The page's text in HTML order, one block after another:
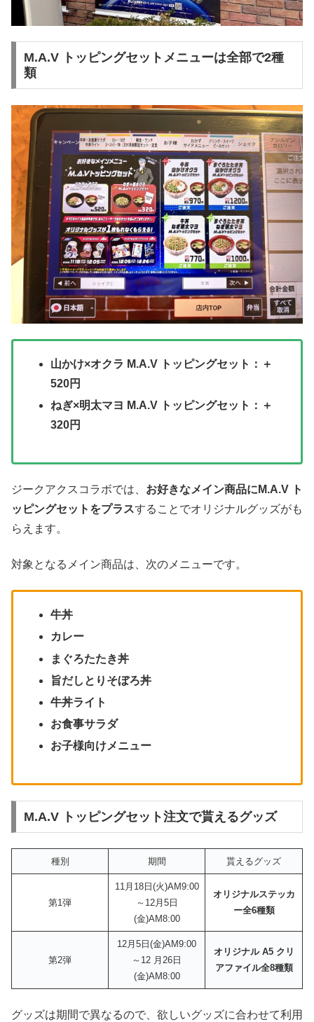
M.A.V トッピングセットメニューは全部で2種
類
山かけ×オクラ M.A.V トッピングセット：＋
520円
ねぎ×明太マヨ M.A.V トッピングセット：＋
320円
ジークアクスコラボでは、 お好きなメイン商品にM.A.V ト
ッピングセットをプラスすることでオリジナルグッズがも
らえます。
対象となるメイン商品は、次のメニューです。
牛丼
カレー
まぐろたたき丼
旨だしとりそぼろ丼
牛丼ライト
お食事サラダ
お子様向けメニュー
M.A.V トッピングセット注文で貰えるグッズ
種別 期間 貰えるグッズ
第1弾
11月18日(火)AM9:00
～12月5日
(金)AM8:00
オリジナルステッカ
ー全6種類
第2弾
12月5日(金)AM9:00
～12 月26日
(金)AM8:00
オリジナル A5 クリ
アファイル全8種類
グッズは期間で異なるので、欲しいグッズに合わせて利用